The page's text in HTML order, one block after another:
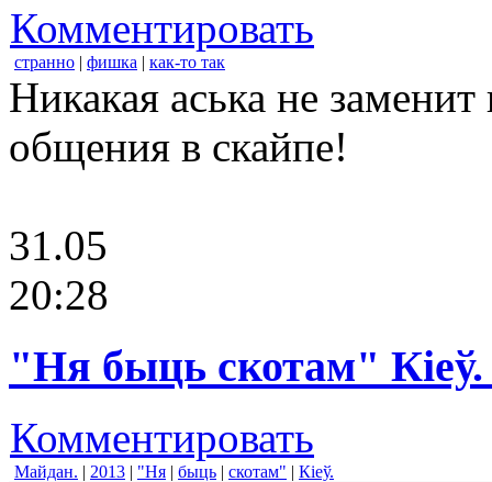
Комментировать
странно | фишка | как-то так
Никакая аська не
общения в скайпе!
31.05
20:28
"Ня быць скотам"
Комментировать
Майдан. | 2013 | "Ня | быць | скотам" | Кіеў.